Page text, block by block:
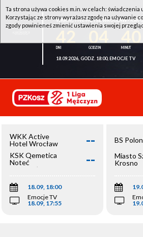
WKK ACTIVE HOTEL WROCŁAW - KSK
18.09.2026, GODZ. 18:00, EMOCJE TV
WKK Active
Hotel Wrocław
--
KSK Qemetica
Noteć
Inowrocław
--
18.09, 18:00
Emocje TV
18.09, 17:55
BS
Miasto
Krosno
Ta strona używa cookies m.in. w celach: świadczenia
Korzystając ze strony wyrażasz zgodę na używanie
zgody powinieneś zmienić ustawienia swojej